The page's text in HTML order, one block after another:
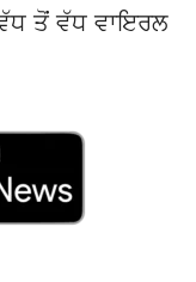
ਤੋਂ ਵੱਧ ਵਾਇਰਲ